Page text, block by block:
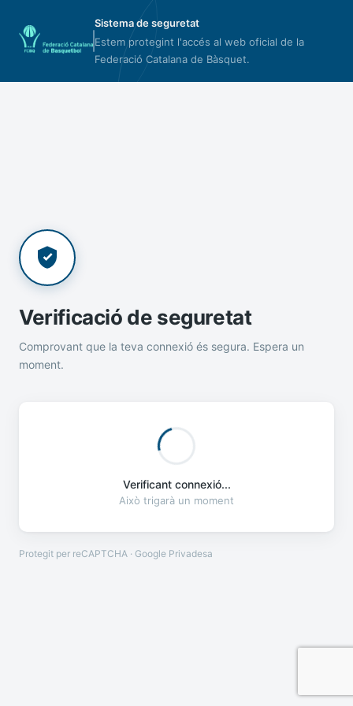
Sistema de seguretat
Estem protegint l'accés al web oficial de la
Federació Catalana de Bàsquet.
Verificació de seguretat
Comprovant que la teva connexió és segura. Espera un
moment.
Verificant connexió...
Això trigarà un moment
Protegit per reCAPTCHA · Google Privadesa